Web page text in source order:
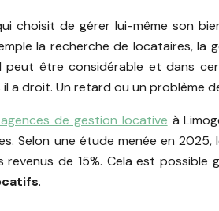
choisit de gérer lui-même son
la recherche de locataires,
peut être considérable et dans
il a droit. Un retard ou un
de gestion locative à
Selon une étude menée en
revenus de 15%. Cela est possible
.